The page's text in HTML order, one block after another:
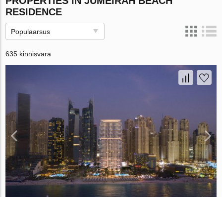
RESIDENCE
Populaarsus
635 kinnisvara